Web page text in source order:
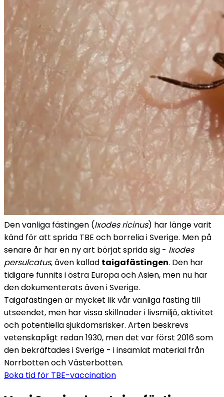
Den vanliga fästingen (Ixodes ricinus) har länge varit
känd för att sprida TBE och borrelia i Sverige. Men på
senare år har en ny art börjat sprida sig - Ixodes
persulcatus, även kallad taigafästingen. Den har
tidigare funnits i östra Europa och Asien, men nu har
den dokumenterats även i Sverige.
Taigafästingen är mycket lik vår vanliga fästing till
utseendet, men har vissa skillnader i livsmiljö, aktivitet
och potentiella sjukdomsrisker. Arten beskrevs
vetenskapligt redan 1930, men det var först 2016 som
den bekräftades i Sverige - i insamlat material från
Norrbotten och Västerbotten.
Boka tid för TBE-vaccination